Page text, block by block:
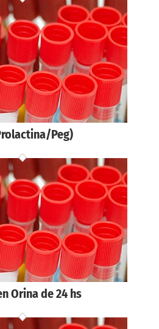
Peg)
Orina de 24 hs